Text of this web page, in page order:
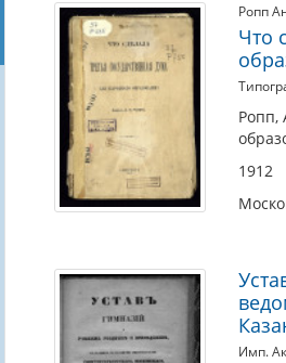
Ропп
Что
Ропп,
1912
Имп.